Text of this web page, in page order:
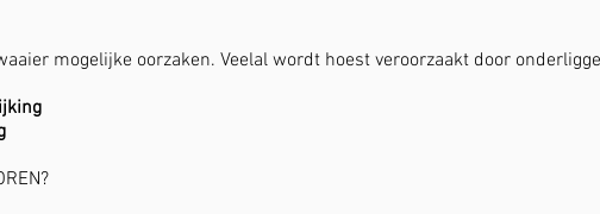
mogelijke oorzaken. Veelal wordt hoest veroorzaakt door